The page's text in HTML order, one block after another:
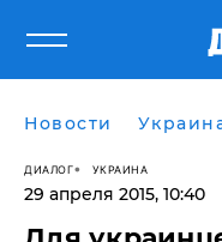
Новости
ДИАЛОГ УКРАИНА
29 апреля 2015, 10:40